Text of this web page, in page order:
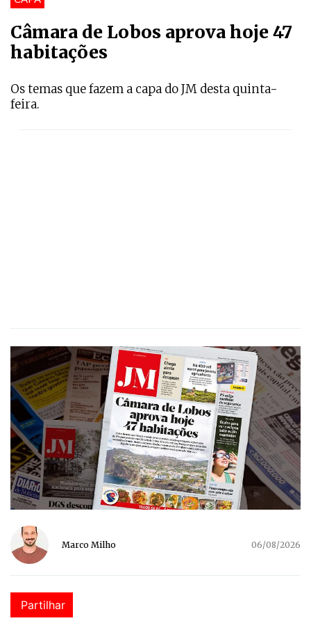
Câmara de Lobos aprova hoje 47
habitações
Os temas que fazem a capa do JM desta quinta-
feira.
Marco Milho 06/08/2026
Partilhar